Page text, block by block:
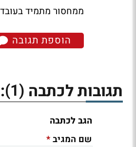
ממחסור מתמיד
הוספת תגובה
תגובות לכתבה (1)
:
הגב לכתבה
שם המגיב*